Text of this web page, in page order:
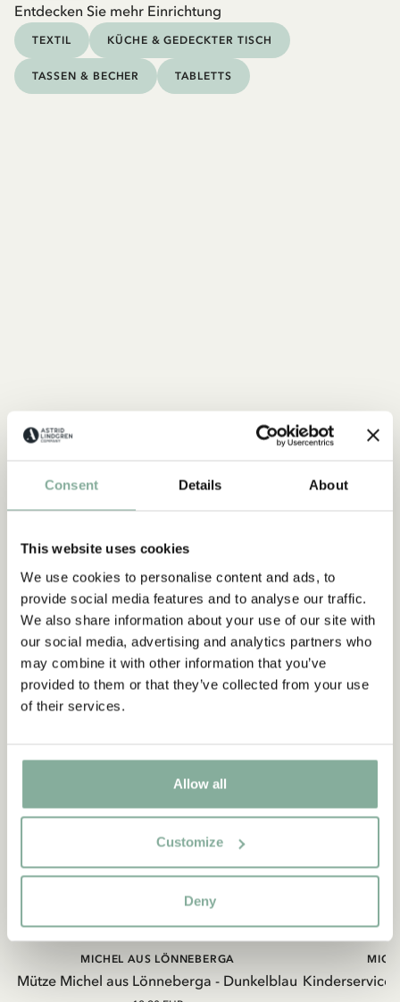
Consent Details About
This website uses cookies
We use cookies to personalise content and ads, to
provide social media features and to analyse our traffic.
We also share information about your use of our site with
our social media, advertising and analytics partners who
may combine it with other information that you’ve
provided to them or that they’ve collected from your use
of their services.
Allow all
Customize
Deny
Entdecken Sie mehr Einrichtung
TEXTIL KÜCHE & GEDECKTER TISCH
TASSEN & BECHER TABLETTS
Alles mit Michel
NEU
Mütze Michel aus Lönneberga - Dunkelblau
MICHEL AUS LÖNNEBERGA
NEU
Kinderservice